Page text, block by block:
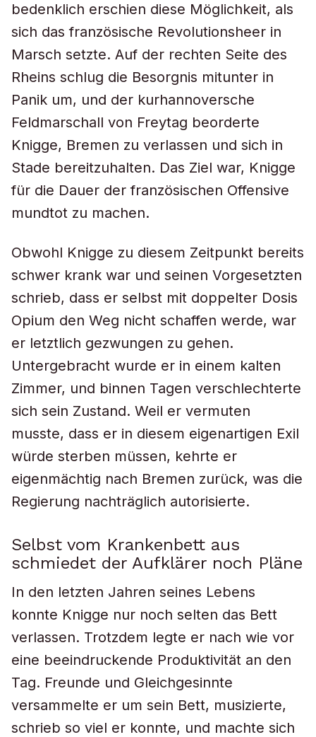
bedenklich erschien diese Möglichkeit, als
sich das französische Revolutionsheer in
Marsch setzte. Auf der rechten Seite des
Rheins schlug die Besorgnis mitunter in
Panik um, und der kurhannoversche
Feldmarschall von Freytag beorderte
Knigge, Bremen zu verlassen und sich in
Stade bereitzuhalten. Das Ziel war, Knigge
für die Dauer der französischen Offensive
mundtot zu machen.
Obwohl Knigge zu diesem Zeitpunkt bereits
schwer krank war und seinen Vorgesetzten
schrieb, dass er selbst mit doppelter Dosis
Opium den Weg nicht schaffen werde, war
er letztlich gezwungen zu gehen.
Untergebracht wurde er in einem kalten
Zimmer, und binnen Tagen verschlechterte
sich sein Zustand. Weil er vermuten
musste, dass er in diesem eigenartigen Exil
würde sterben müssen, kehrte er
eigenmächtig nach Bremen zurück, was die
Regierung nachträglich autorisierte.
Selbst vom Krankenbett aus
schmiedet der Aufklärer noch Pläne
In den letzten Jahren seines Lebens
konnte Knigge nur noch selten das Bett
verlassen. Trotzdem legte er nach wie vor
eine beeindruckende Produktivität an den
Tag. Freunde und Gleichgesinnte
versammelte er um sein Bett, musizierte,
schrieb so viel er konnte, und machte sich